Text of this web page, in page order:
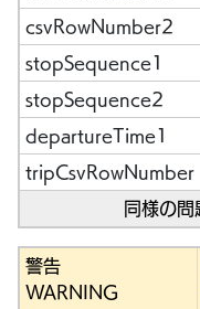
csvRowNumber2
stopSequence1
stopSequence2
departureTime1
tripCsvRowNumber
同様の問
警告
WARNING